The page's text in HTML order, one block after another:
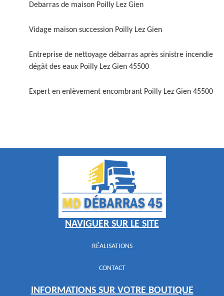
Debarras de maison Poilly Lez Gien
Vidage maison succession Poilly Lez Gien
Entreprise de nettoyage débarras après sinistre incendie
dégât des eaux Poilly Lez Gien 45500
Expert en enlèvement encombrant Poilly Lez Gien 45500
NAVIGUER SUR LE SITE
RÉALISATIONS
CONTACT
INFORMATIONS SUR VOTRE BOUTIQUE